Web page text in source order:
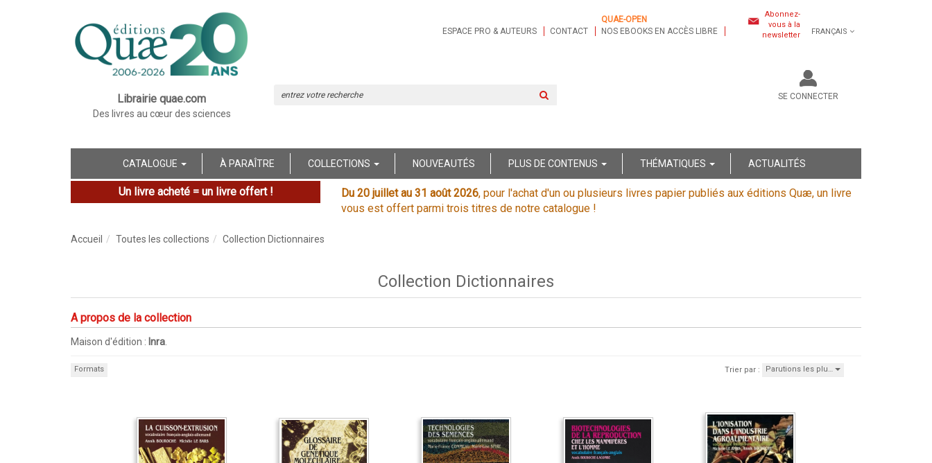
Librairie quae.com
Des livres au cœur des sciences
ESPACE PRO & AUTEURS CONTACT
QUAE-OPEN
NOS EBOOKS EN ACCÈS LIBRE
Abonnez-
vous à la
newsletter
FRANÇAIS
SE CONNECTER
CATALOGUE À PARAÎTRE COLLECTIONS NOUVEAUTÉS PLUS DE CONTENUS THÉMATIQUES ACTUALITÉS
Un livre acheté = un livre offert ! Du 20 juillet au 31 août 2026, pour l'achat d'un ou plusieurs livres papier publiés aux éditions Quæ, un livre
vous est offert parmi trois titres de notre catalogue !
Accueil Toutes les collections Collection Dictionnaires
Collection Dictionnaires
A propos de la collection
Maison d'édition : Inra
Formats Trier par : Parutions les plu…